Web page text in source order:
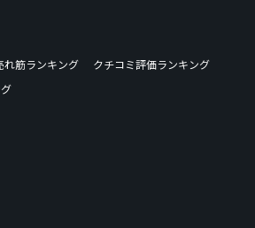
れ筋ランキング
クチコミ評価ランキング